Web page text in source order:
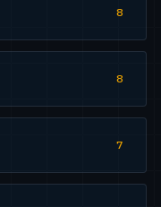
8
8
7